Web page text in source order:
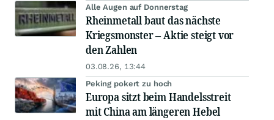
Alle Augen auf Donnerstag
Rheinmetall baut das nächste
Kriegsmonster – Aktie steigt vor
den Zahlen
03.08.26, 13:44
Peking pokert zu hoch
Europa sitzt beim Handelsstreit
mit China am längeren Hebel